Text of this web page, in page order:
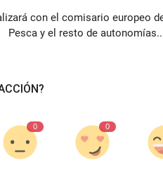
con el comisario europeo
Pesca y el resto de
0 0